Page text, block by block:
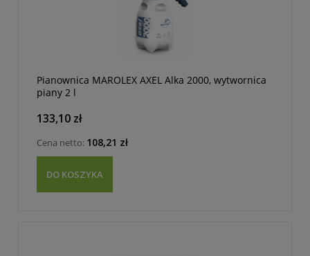
Pianownica MAROLEX AXEL Alka 2000, wytwornica
piany 2 l
133,10 zł
Cena netto: 108,21 zł
DO KOSZYKA